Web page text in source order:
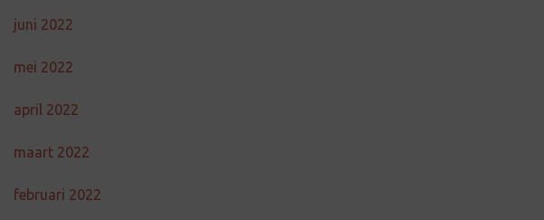
juni 2022
mei 2022
april 2022
maart 2022
februari 2022